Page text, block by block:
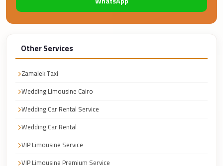
Other Services
Zamalek Taxi
Wedding Limousine Cairo
Wedding Car Rental Service
Wedding Car Rental
VIP Limousine Service
VIP Limousine Premium Service
from
Cairo
Taxi
Settlement
Fifth
Settlement